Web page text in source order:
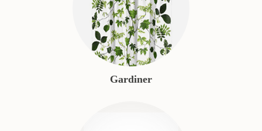
Gardiner